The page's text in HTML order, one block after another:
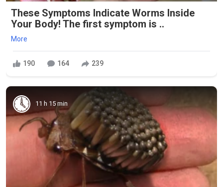
These Symptoms Indicate Worms Inside
Your Body! The first symptom is ..
More
190 164 239
11 h 15 min